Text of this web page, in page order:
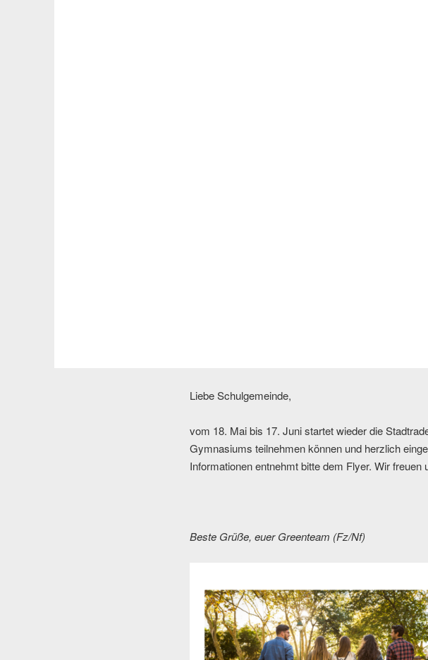
Liebe Schulgemeinde,
vom 18. Mai bis 17. Juni startet wieder die
Gymnasiums teilnehmen können und herzlich
Informationen entnehmt bitte dem Flyer. Wir
Beste Grüße, euer Greenteam (Fz/Nf)